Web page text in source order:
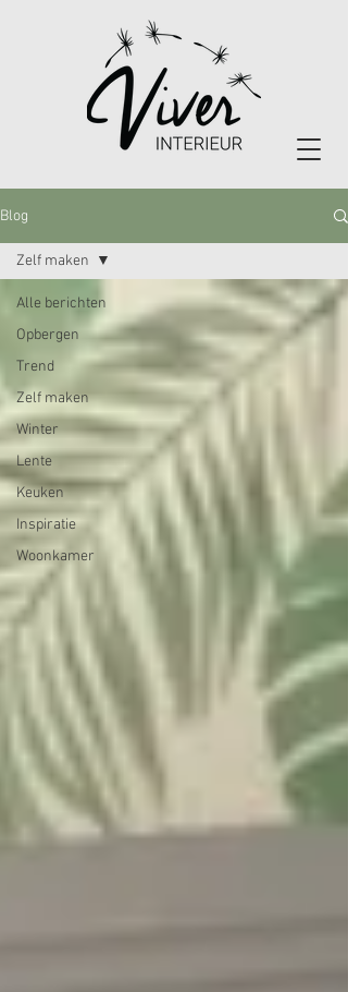
Blog
Alle berichten
Opbergen
Trend
Zelf maken
Winter
Lente
Keuken
Inspiratie
Woonkamer
Zelf maken